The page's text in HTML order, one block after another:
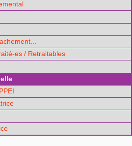
es / Retraitables